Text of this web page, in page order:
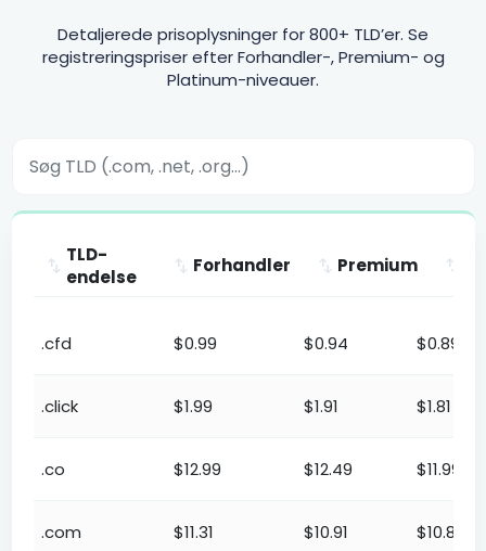
Detaljerede prisoplysninger for 800+ TLD’er. Se
registreringspriser efter Forhandler-, Premium- og
Platinum-niveauer.
TLD-
endelse
Forhandler Premium
endelse
.cfd
$0.99 $0.94 $0.89
.click $1.99 $1.91 $1.81
.co $12.99 $12.49 $11.99
.com $11.31 $10.91 $10.81